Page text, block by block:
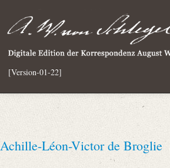
[Version-01-22]
Achille-Léon-Victor de Broglie